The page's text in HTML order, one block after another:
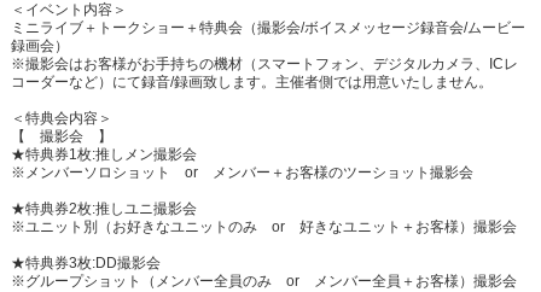
＜イベント内容＞
ミニライブ＋トークショー＋特典会（撮影会/ボイスメッセージ録音会/ムービー
録画会）
※撮影会はお客様がお手持ちの機材（スマートフォン、デジタルカメラ、ICレ
コーダーなど）にて録音/録画致します。主催者側では用意いたしません。
＜特典会内容＞
【 撮影会 】
★特典券1枚:推しメン撮影会
※メンバーソロショット or メンバー＋お客様のツーショット撮影会
★特典券2枚:推しユニ撮影会
※ユニット別（お好きなユニットのみ or 好きなユニット＋お客様）撮影会
★特典券3枚:DD撮影会
※グループショット（メンバー全員のみ or メンバー全員＋お客様）撮影会